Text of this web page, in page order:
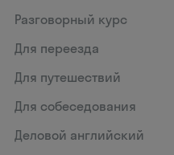
Разговорный курс
Для переезда
Для путешествий
Для собеседования
Деловой английский